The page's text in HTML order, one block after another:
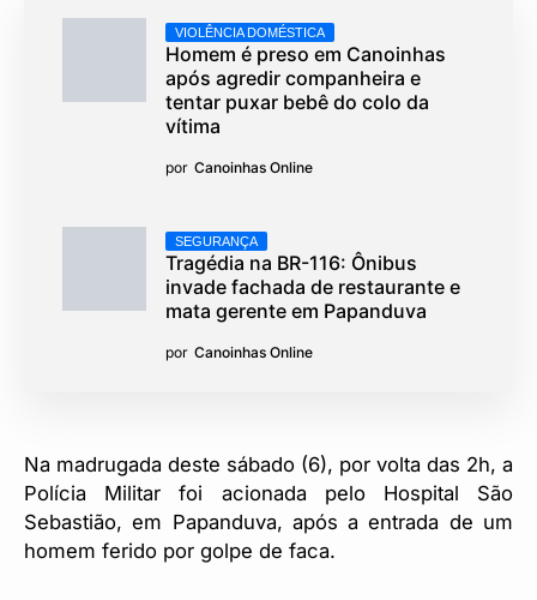
VIOLÊNCIA DOMÉSTICA
Homem é preso em Canoinhas
após agredir companheira e
tentar puxar bebê do colo da
vítima
por Canoinhas Online
SEGURANÇA
Tragédia na BR-116: Ônibus
invade fachada de restaurante e
mata gerente em Papanduva
por Canoinhas Online
Na madrugada deste sábado (6), por volta das 2h, a
Polícia Militar foi acionada pelo Hospital São
Sebastião, em Papanduva, após a entrada de um
homem ferido por golpe de faca.